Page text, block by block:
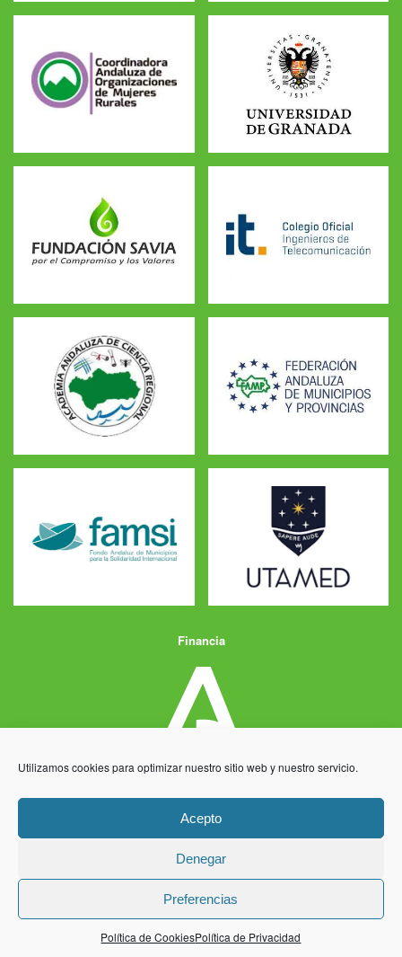
Utilizamos cookies para optimizar nuestro sitio web y nuestro servicio.
Acepto
Denegar
Preferencias
Política de CookiesPolítica de Privacidad
Financia
Desarrollo y producciónCentro Informático Millenium